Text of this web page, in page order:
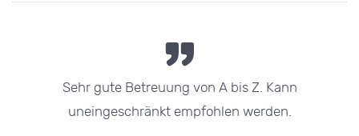
Sehr gute Betreuung von A bis Z. Kann
uneingeschränkt empfohlen werden.